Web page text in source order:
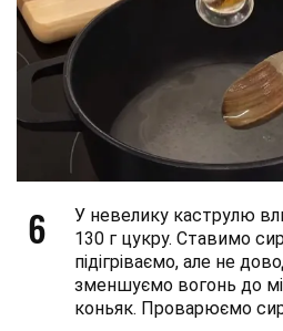
6
У невелику каструлю
130 г цукру. Ставимо
підігріваємо, але не
зменшуємо вогонь до
коньяк. Проварюємо